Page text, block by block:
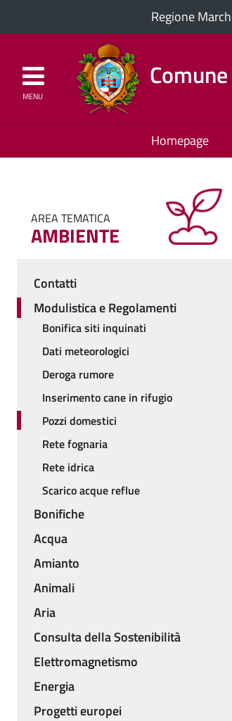
Regione
MENU
Homepage
AREA TEMATICA
AMBIENTE
Menu
Contatti
Modulistica e Regolamenti
Bonifica siti inquinati
Dati meteorologici
Deroga rumore
Inserimento cane in rifugio
Pozzi domestici
Rete fognaria
Rete idrica
Scarico acque reflue
Bonifiche
Acqua
Amianto
Animali
Aria
Consulta della Sostenibilità
Elettromagnetismo
Energia
Progetti europei